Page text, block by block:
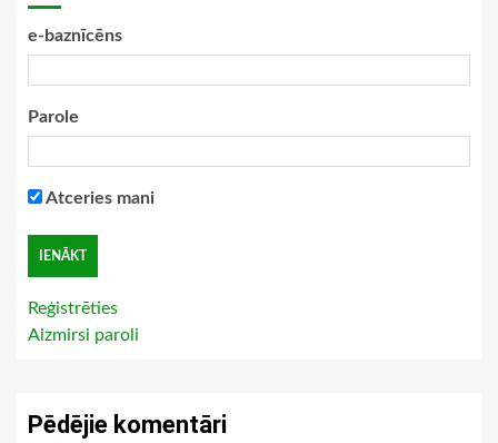
e-baznīcēns
Parole
Atceries mani
Reģistrēties
Aizmirsi paroli
Pēdējie komentāri